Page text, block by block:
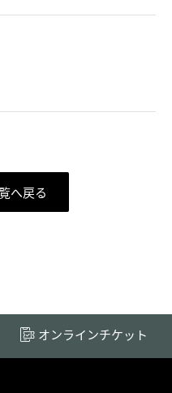
へ戻る
オンラインチケット